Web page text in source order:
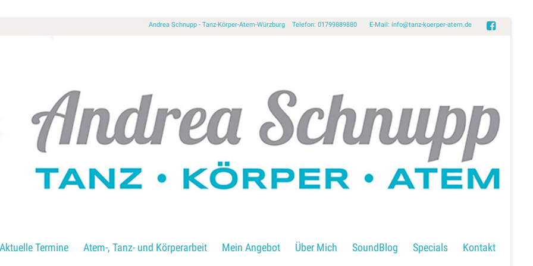
Andrea Schnupp - Tanz-Körper-Atem-Würzburg Telefon: 01799889880 E-Mail: info@tanz-koerper-atem.de
Aktuelle Termine Atem-, Tanz- und Körperarbeit Mein Angebot Über Mich SoundBlog Specials Kontakt